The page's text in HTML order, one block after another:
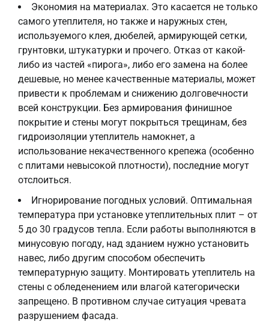
Экономия на материалах. Это касается не только
самого утеплителя, но также и наружных стен,
используемого клея, дюбелей, армирующей сетки,
грунтовки, штукатурки и прочего. Отказ от какой-
либо из частей «пирога», либо его замена на более
дешевые, но менее качественные материалы, может
привести к проблемам и снижению долговечности
всей конструкции. Без армирования финишное
покрытие и стены могут покрыться трещинам, без
гидроизоляции утеплитель намокнет, а
использование некачественного крепежа (особенно
с плитами невысокой плотности), последние могут
отслоиться.
Игнорирование погодных условий. Оптимальная
температура при установке утеплительных плит – от
5 до 30 градусов тепла. Если работы выполняются в
минусовую погоду, над зданием нужно установить
навес, либо другим способом обеспечить
температурную защиту. Монтировать утеплитель на
стены с обледенением или влагой категорически
запрещено. В противном случае ситуация чревата
разрушением фасада.